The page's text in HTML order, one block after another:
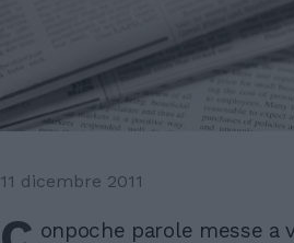
11 dicembre 2011
onpoche parole messe a